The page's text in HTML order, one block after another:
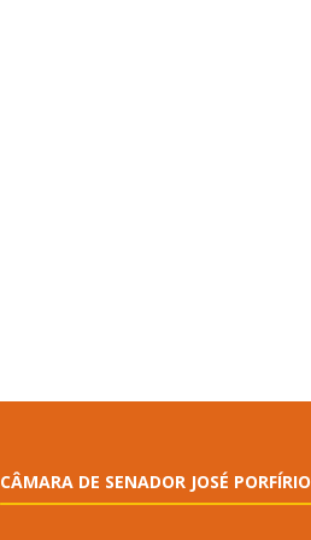
CÂMARA DE SENADOR JOSÉ PORFÍRIO